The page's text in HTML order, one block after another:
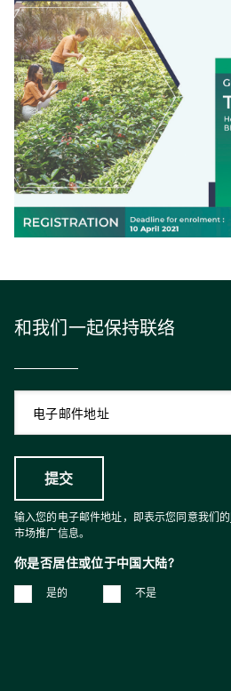
和我们一起保持联络
输入您的电子邮件地址，即表示您同意我们的
市场推广信息。
你是否居住或位于中国大陆?
是的 不是